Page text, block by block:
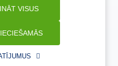
VISUS
www.vi.gov.lv